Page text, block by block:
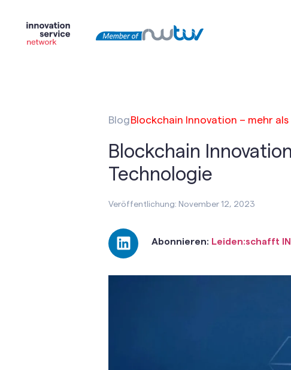
Blog Blockchain Innovation – mehr
Blockchain
Technologie
Veröffentlichung: November 12, 2023
Abonnieren: Leiden:schafft